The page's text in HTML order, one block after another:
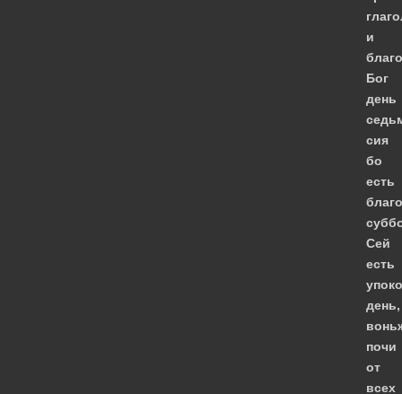
и
Бог
день
сия
бо
есть
Сей
есть
день,
почи
от
всех